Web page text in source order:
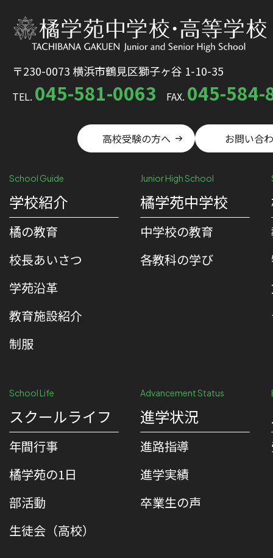
〒230-0073 横浜市鶴見区獅子ヶ谷 1-10-35
TEL. 045-581-0063 FAX. 045-584-
高校受験の方へ お問い合
School Guide
学校紹介
橘の教育
校⻑あいさつ
学苑沿革
教育施設紹介
制服
Junior High School
橘学苑中学校
中学校の教育
各教科の学び
School Life
スクールライフ
年間行事
橘学苑の1⽇
部活動
生徒会（高校）
Advancement Status
進学状況
進路指導
進学実績
卒業生の声